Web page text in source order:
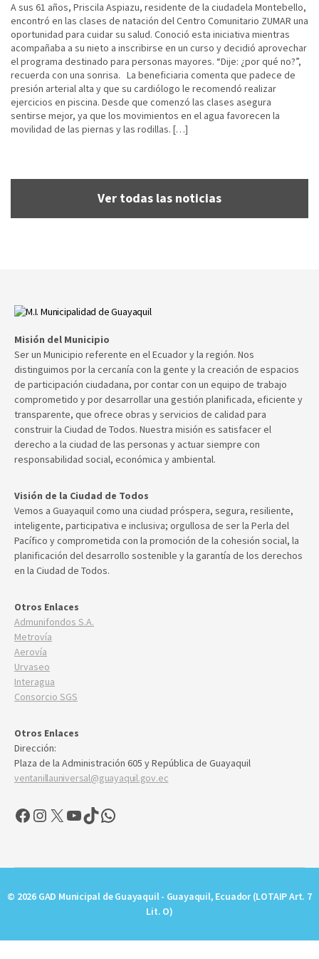
A sus 61 años, Priscila Aspiazu, residente de la ciudadela Montebello,
encontró en las clases de natación del Centro Comunitario ZUMAR una
oportunidad para cuidar su salud. Conoció esta iniciativa mientras
acompañaba a su nieto a inscribirse en un curso y decidió aprovechar
el programa destinado para personas mayores. “Dije: ¿por qué no?”,
recuerda con una sonrisa. La beneficiaria comenta que padece de
presión arterial alta y que su cardiólogo le recomendó realizar
ejercicios en piscina. Desde que comenzó las clases asegura
sentirse mejor, ya que los movimientos en el agua favorecen la
movilidad de las piernas y las rodillas. […]
Ver todas las noticias
Misión del Municipio
Ser un Municipio referente en el Ecuador y la región. Nos
distinguimos por la cercanía con la gente y la creación de espacios
de participación ciudadana, por contar con un equipo de trabajo
comprometido y por desarrollar una gestión planificada, eficiente y
transparente, que ofrece obras y servicios de calidad para
construir la Ciudad de Todos. Nuestra misión es satisfacer el
derecho a la ciudad de las personas y actuar siempre con
responsabilidad social, económica y ambiental.
Visión de la Ciudad de Todos
Vemos a Guayaquil como una ciudad próspera, segura, resiliente,
inteligente, participativa e inclusiva; orgullosa de ser la Perla del
Pacífico y comprometida con la promoción de la cohesión social, la
planificación del desarrollo sostenible y la garantía de los derechos
en la Ciudad de Todos.
Otros Enlaces
Admunifondos S.A.
Metrovía
Aerovía
Urvaseo
Interagua
Consorcio SGS
Otros Enlaces
Dirección:
Plaza de la Administración 605 y República de Guayaquil
ventanillauniversal@guayaquil.gov.ec
Facebook
Instagram
X YouTube
TikTokWhatsApp
© 2026 GAD Municipal de Guayaquil - Guayaquil, Ecuador (LOTAIP Art. 7
Lit. O)